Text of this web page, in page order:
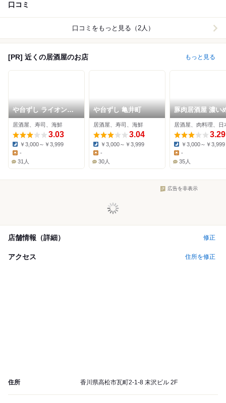
口コミ
口コミをもっと見る（2人）
[PR] 近くの居酒屋のお店 もっと見る
や台ずし ライオン通
町
居酒屋、寿司、海鮮
3.03
Dinner:
￥3,000～￥3,999
Lunch:
-
31人
や台ずし 亀井町
居酒屋、寿司、海鮮
3.04
Dinner:
￥3,000～￥3,999
Lunch:
-
30人
豚肉居酒屋 濃い
居酒屋、肉料理、日
3.29
Dinner:
￥3,000～￥3,999
Lunch:
-
35人
広告を非表示
店舗情報（詳細） 修正
アクセス 住所を修正
住所 香川県高松市瓦町2-1-8 末沢ビル 2F